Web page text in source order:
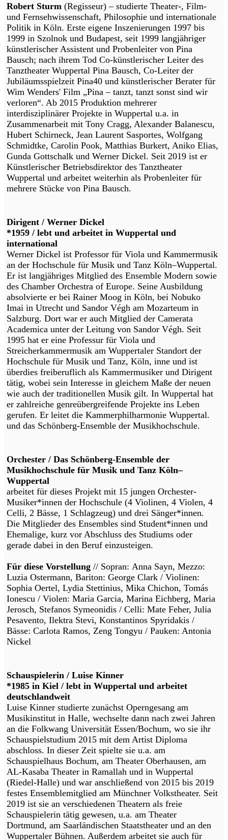
Robert Sturm (Regisseur) – studierte Theater-, Film-
und Fernsehwissenschaft, Philosophie und internationale
Politik in Köln. Erste eigene Inszenierungen 1997 bis
1999 in Szolnok und Budapest, seit 1999 langjähriger
künstlerischer Assistent und Probenleiter von Pina
Bausch; nach ihrem Tod Co-künstlerischer Leiter des
Tanztheater Wuppertal Pina Bausch, Co-Leiter der
Jubiläumsspielzeit Pina40 und künstlerischer Berater für
Wim Wenders' Film „Pina – tanzt, tanzt sonst sind wir
verloren“. Ab 2015 Produktion mehrerer
interdisziplinärer Projekte in Wuppertal u.a. in
Zusammenarbeit mit Tony Cragg, Alexander Balanescu,
Hubert Schirneck, Jean Laurent Sasportes, Wolfgang
Schmidtke, Carolin Pook, Matthias Burkert, Aniko Elias,
Gunda Gottschalk und Werner Dickel. Seit 2019 ist er
Künstlerischer Betriebsdirektor des Tanztheater
Wuppertal und arbeitet weiterhin als Probenleiter für
mehrere Stücke von Pina Bausch.
Dirigent / Werner Dickel
*1959 / lebt und arbeitet in Wuppertal und
international
Werner Dickel ist Professor für Viola und Kammermusik
an der Hochschule für Musik und Tanz Köln–Wuppertal.
Er ist langjähriges Mitglied des Ensemble Modern sowie
des Chamber Orchestra of Europe. Seine Ausbildung
absolvierte er bei Rainer Moog in Köln, bei Nobuko
Imai in Utrecht und Sandor Végh am Mozarteum in
Salzburg. Dort war er auch Mitglied der Camerata
Academica unter der Leitung von Sandor Végh. Seit
1995 hat er eine Professur für Viola und
Streicherkammermusik am Wuppertaler Standort der
Hochschule für Musik und Tanz, Köln, inne und ist
überdies freiberuflich als Kammermusiker und Dirigent
tätig, wobei sein Interesse in gleichem Maße der neuen
wie auch der traditionellen Musik gilt. In Wuppertal hat
er zahlreiche genreübergreifende Projekte ins Leben
gerufen. Er leitet die Kammerphilharmonie Wuppertal.
und das Schönberg-Ensemble der Musikhochschule.
Orchester / Das Schönberg-Ensemble der
Musikhochschule für Musik und Tanz Köln–
Wuppertal
arbeitet für dieses Projekt mit 15 jungen Orchester-
Musiker*innen der Hochschule (4 Violinen, 4 Violen, 4
Celli, 2 Bässe, 1 Schlagzeug) und drei Sänger*innen.
Die Mitglieder des Ensembles sind Student*innen und
Ehemalige, kurz vor Abschluss des Studiums oder
gerade dabei in den Beruf einzusteigen.
Für diese Vorstellung // Sopran: Anna Sayn, Mezzo:
Luzia Ostermann, Bariton: George Clark / Violinen:
Sophia Oertel, Lydia Stettinius, Mika Chichon, Tomás
Ionescu / Violen: Maria Garcia, Marina Eichberg, Maria
Jerosch, Stefanos Symeonidis / Celli: Mate Feher, Julia
Pesavento, Ilektra Stevi, Konstantinos Spyridakis /
Bässe: Carlota Ramos, Zeng Tongyu / Pauken: Antonia
Nickel
Schauspielerin / Luise Kinner
*1985 in Kiel / lebt in Wuppertal und arbeitet
deutschlandweit
Luise Kinner studierte zunächst Operngesang am
Musikinstitut in Halle, wechselte dann nach zwei Jahren
an die Folkwang Universität Essen/Bochum, wo sie ihr
Schauspielstudium 2015 mit dem Artist Diploma
abschloss. In dieser Zeit spielte sie u.a. am
Schauspielhaus Bochum, am Theater Oberhausen, am
AL-Kasaba Theater in Ramallah und in Wuppertal
(Riedel-Halle) und war anschließend von 2015 bis 2019
festes Ensemblemitglied am Münchner Volkstheater. Seit
2019 ist sie an verschiedenen Theatern als freie
Schauspielerin tätig gewesen, u.a. am Theater
Dortmund, am Saarländischen Staatstheater und an den
Wuppertaler Bühnen. Außerdem arbeitet sie auch für